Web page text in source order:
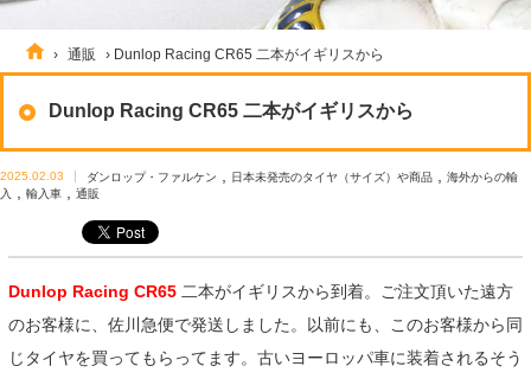
› 通販 › Dunlop Racing CR65 二本がイギリスから
Dunlop Racing CR65 二本がイギリスから
2025.02.03 ダンロップ・ファルケン 日本未発売のタイヤ（サイズ）や商品,
海外からの輸
入
輸入車 通販
Dunlop Racing CR65 二本がイギリスから到着。ご注文頂いた遠方
のお客様に、佐川急便で発送しました。以前にも、このお客様から同
じタイヤを買ってもらってます。古いヨーロッパ車に装着されるそう